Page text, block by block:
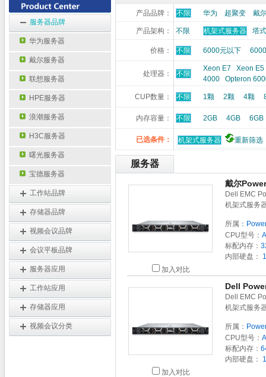
服务器品牌
华为服务器
戴尔服务器
联想服务器
HPE服务器
浪潮服务器
H3C服务器
曙光服务器
宝德服务器
工作站品牌
存储器品牌
视频会议品牌
会议平板品牌
服务器应用
工作站应用
存储器应用
视频会议分类
产品品牌： 不限 华为 超聚变 戴
产品架构： 不限 机架式服务器 塔
价格： 不限 6000元以下
处理器： 不限
Xeon E7
Xeon E5
4000
Opteron
CUP数量： 不限 1颗 2颗 4颗
内存容量： 不限 2GB 4GB 6GB
已选条件： 机架式服务器 重新筛选
服务器
加入对比
戴尔
Dell EMC
机架式服务
所属：
CPU型号：
标配内存：
内部硬盘：
加入对比
Dell
Dell EMC
机架式服务
所属：
CPU型号：
标配内存：
内部硬盘：